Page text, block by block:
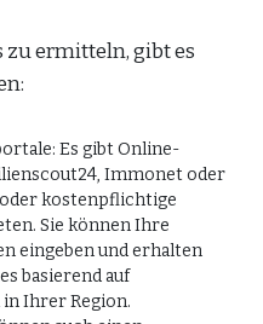
zu ermitteln, gibt es
Es gibt Online-
Immonet oder
kostenpflichtige
Sie können Ihre
eingeben und erhalten
basierend auf
Ihrer Region.